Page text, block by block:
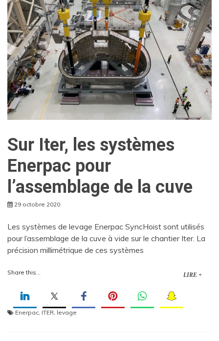
Sur Iter, les systèmes
Enerpac pour
l’assemblage de la cuve
29 octobre 2020
Les systèmes de levage Enerpac SyncHoist sont utilisés
pour l’assemblage de la cuve à vide sur le chantier Iter. La
précision millimétrique de ces systèmes
Share this... LIRE +
Enerpac, ITER, levage